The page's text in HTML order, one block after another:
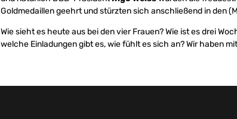
Goldmedaillen geehrt und stürzten sich anschließend in den
Wie sieht es heute aus bei den vier Frauen? Wie ist es drei
welche Einladungen gibt es, wie fühlt es sich an? Wir haben